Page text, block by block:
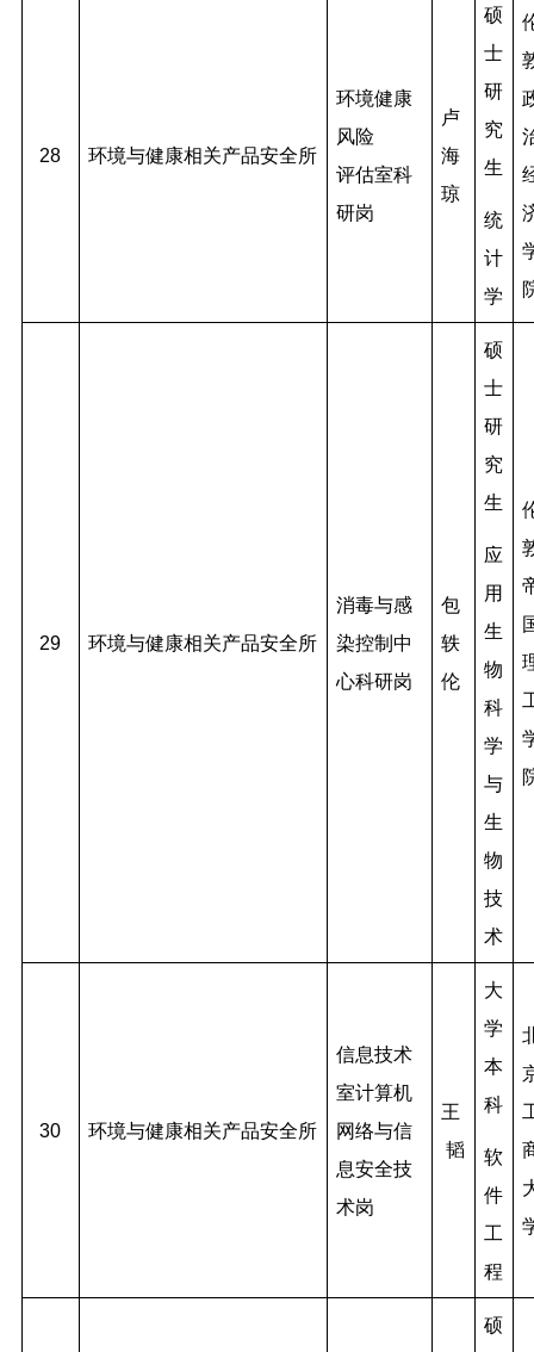
28 环境与健康相关产品安全所
环境健康
风险
评估室科
研岗
卢
海
琼
硕
士
研
究
生
统
计
学
29 环境与健康相关产品安全所
消毒与感
染控制中
心科研岗
包
轶
伦
硕
士
研
究
生
应
用
生
物
科
学
与
生
物
技
术
30 环境与健康相关产品安全所
信息技术
室计算机
网络与信
息安全技
术岗
王
韬
大
学
本
科
软
件
工
程
硕